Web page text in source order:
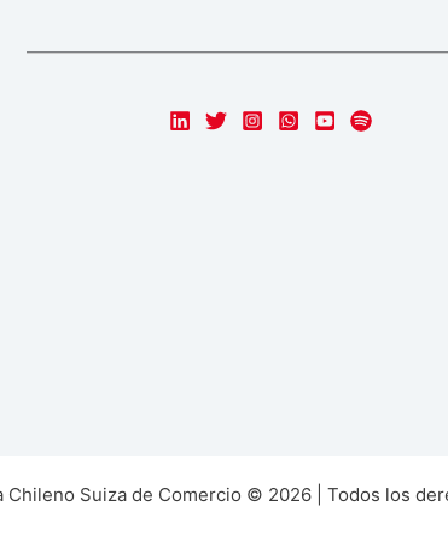
Chileno Suiza de Comercio © 2026 | Todos los